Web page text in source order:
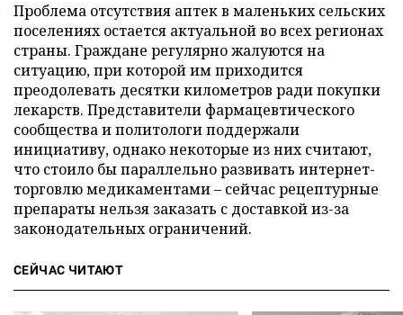
Проблема отсутствия аптек в маленьких сельских
поселениях остается актуальной во всех регионах
страны. Граждане регулярно жалуются на
ситуацию, при которой им приходится
преодолевать десятки километров ради покупки
лекарств. Представители фармацевтического
сообщества и политологи поддержали
инициативу, однако некоторые из них считают,
что стоило бы параллельно развивать интернет-
торговлю медикаментами – сейчас рецептурные
препараты нельзя заказать с доставкой из-за
законодательных ограничений.
СЕЙЧАС ЧИТАЮТ